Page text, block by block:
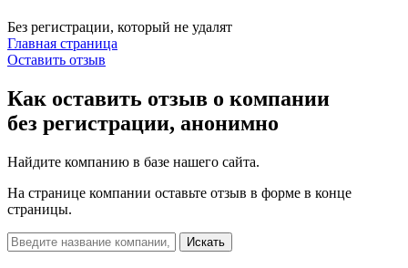
Без регистрации, который не удалят
Главная страница
Оставить отзыв
Как оставить отзыв о компании
без регистрации, анонимно
Найдите компанию в базе нашего сайта.
На странице компании оставьте отзыв в форме в конце
страницы.
Искать